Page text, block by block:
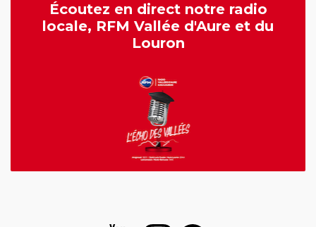
Écoutez en direct notre radio
locale, RFM Vallée d'Aure et du
Louron